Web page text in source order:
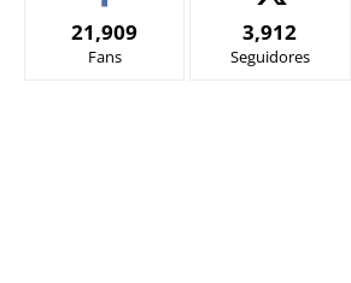
21,909
Fans
3,912
Seguidores